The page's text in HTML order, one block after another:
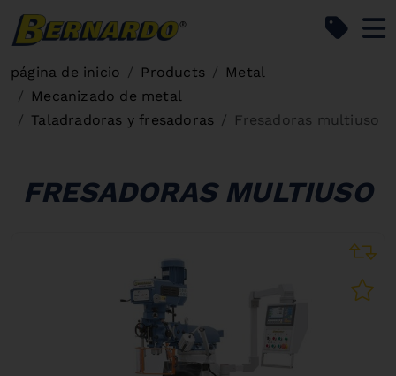
página de inicio Products
Metal
Mecanizado de metal
Taladradoras y fresadoras
Fresadoras multiuso
FRESADORAS MULTIUSO